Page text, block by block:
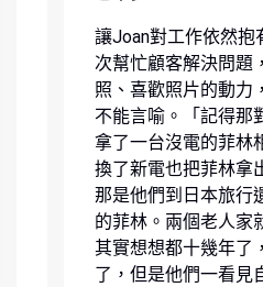
讓Joan對工作依然抱
次幫忙顧客解決問題
照、喜歡照片的動力
不能言喻。「記得那
拿了一台沒電的菲林
換了新電也把菲林拿
那是他們到日本旅行
的菲林。兩個老人家
其實想想都十幾年了
了，但是他們一看見